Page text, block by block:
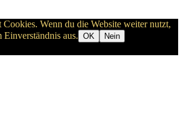
Cookies. Wenn du die Website weiter nutzt,
aus. OK
Nein